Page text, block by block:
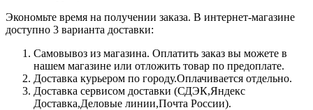
Экономьте время на получении заказа. В интернет-магазине
доступно 3 варианта доставки:
Самовывоз из магазина. Оплатить заказ вы можете в
нашем магазине или отложить товар по предоплате.
Доставка курьером по городу.Оплачивается отдельно.
Доставка сервисом доставки (СДЭК,Яндекс
Доставка,Деловые линии,Почта России).